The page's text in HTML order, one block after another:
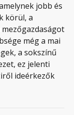
jobb és
körül, a
még a mai
a sokszínű
ez jelenti
ideérkezők